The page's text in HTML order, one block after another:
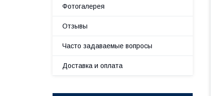
Фотогалерея
Отзывы
Часто задаваемые вопросы
Доставка и оплата